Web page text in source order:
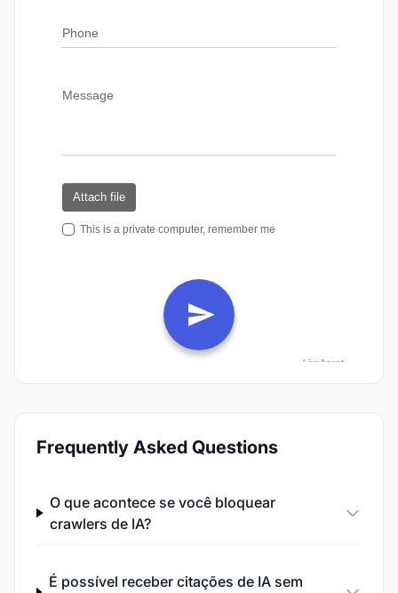
Frequently Asked Questions
O que acontece se você bloquear
crawlers de IA?
É possível receber citações de IA sem